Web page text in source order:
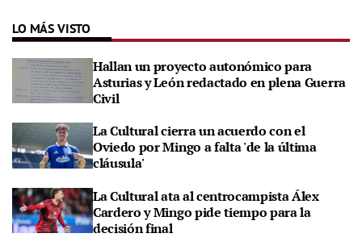
LO MÁS VISTO
Hallan un proyecto autonómico para
Asturias y León redactado en plena Guerra
Civil
La Cultural cierra un acuerdo con el
Oviedo por Mingo a falta 'de la última
cláusula'
La Cultural ata al centrocampista Álex
Cardero y Mingo pide tiempo para la
decisión final